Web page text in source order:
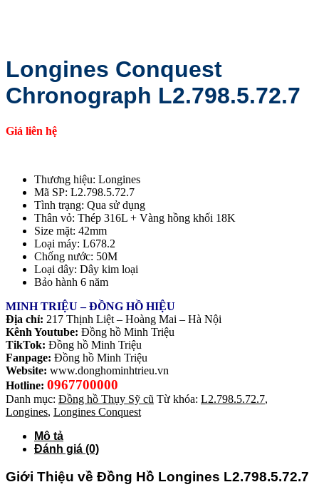
Longines Conquest
Chronograph L2.798.5.72.7
Giá liên hệ
Thương hiệu: Longines
Mã SP: L2.798.5.72.7
Tình trạng: Qua sử dụng
Thân vỏ: Thép 316L + Vàng hồng khối 18K
Size mặt: 42mm
Loại máy: L678.2
Chống nước: 50M
Loại dây: Dây kim loại
Bảo hành 6 năm
MINH TRIỆU – ĐỒNG HỒ HIỆU
Địa chỉ: 217 Thịnh Liệt – Hoàng Mai – Hà Nội
Kênh Youtube: Đồng hồ Minh Triệu
TikTok: Đồng hồ Minh Triệu
Fanpage: Đồng hồ Minh Triệu
Website: www.donghominhtrieu.vn
Hotline: 0967700000
Danh mục: Đồng hồ Thụy Sỹ cũ Từ khóa: L2.798.5.72.7,
Longines, Longines Conquest
Mô tả
Đánh giá (0)
Giới Thiệu về Đồng Hồ Longines L2.798.5.72.7